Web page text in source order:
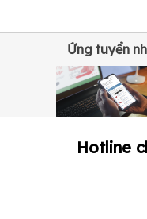
Ứng tuyển
Hotline